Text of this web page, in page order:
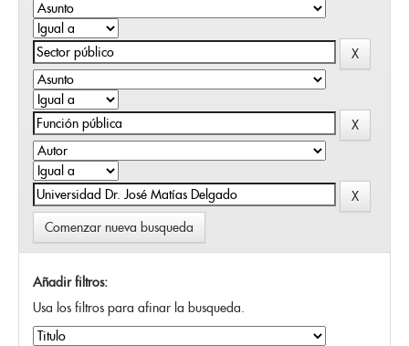
Comenzar nueva busqueda
Añadir filtros:
Usa los filtros para afinar la busqueda.